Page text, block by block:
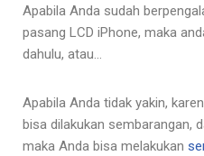
Apabila Anda sudah
pasang LCD iPhone, maka
dahulu, atau…
Apabila Anda tidak yakin,
bisa dilakukan sembarangan,
maka Anda bisa melakukan